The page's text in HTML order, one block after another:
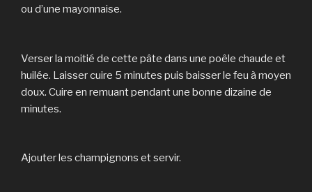
ou d’une mayonnaise.
Verser la moitié de cette pâte dans une poêle chaude et
huilée. Laisser cuire 5 minutes puis baisser le feu à moyen
doux. Cuire en remuant pendant une bonne dizaine de
minutes.
Ajouter les champignons et servir.